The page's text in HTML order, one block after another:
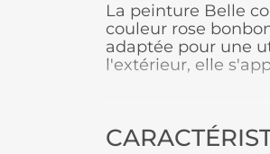
La peinture Belle
couleur rose
adaptée pour une
l'extérieur, elle